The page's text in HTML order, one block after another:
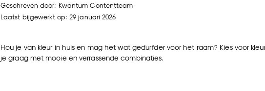
Geschreven door: Kwantum Contentteam
Laatst bijgewerkt op: 29 januari 2026
Hou je van kleur in huis en mag het wat gedurfder voor het raam? Kies voor
je graag met mooie en verrassende combinaties.